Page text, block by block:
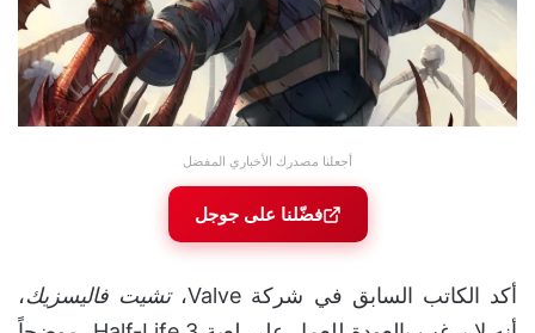
أجعلنا مصدرك الأخباري المفضل
فضّلنا على جوجل
أكد الكاتب السابق في شركة Valve، تشيت فاليسزيك،